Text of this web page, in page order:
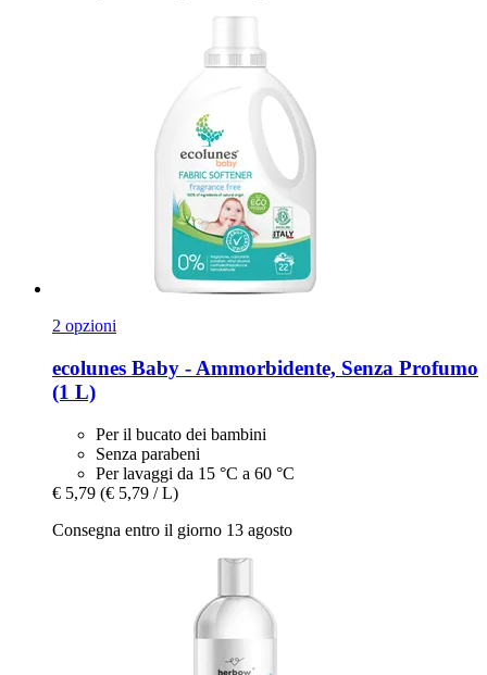
2 opzioni
ecolunes Baby -​ Ammorbidente, Senza Profumo
(1 L)
Per il bucato dei bambini
Senza parabeni
Per lavaggi da 15 °C a 60 °C
€ 5,79 (€ 5,79 / L)
Consegna entro il giorno 13 agosto